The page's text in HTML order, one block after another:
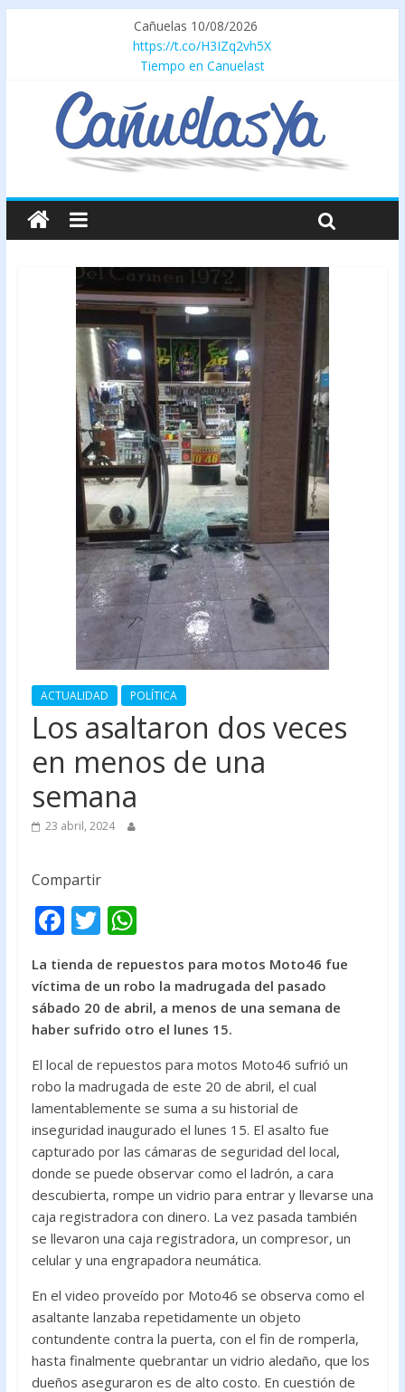
Cañuelas 10/08/2026
https://t.co/H3IZq2vh5X
Tiempo en Canuelast
ACTUALIDAD POLÍTICA
Los asaltaron dos veces
en menos de una
semana
23 abril, 2024
Compartir
F
ac
e
b
o
o
k
T
w
itt
er
W
at
s
A
p
p
La tienda de repuestos para motos Moto46 fue
víctima de un robo la madrugada del pasado
sábado 20 de abril, a menos de una semana de
haber sufrido otro el lunes 15.
El local de repuestos para motos Moto46 sufrió un
robo la madrugada de este 20 de abril, el cual
lamentablemente se suma a su historial de
inseguridad inaugurado el lunes 15. El asalto fue
capturado por las cámaras de seguridad del local,
donde se puede observar como el ladrón, a cara
descubierta, rompe un vidrio para entrar y llevarse una
caja registradora con dinero. La vez pasada también
se llevaron una caja registradora, un compresor, un
celular y una engrapadora neumática.
En el video proveído por Moto46 se observa como el
asaltante lanzaba repetidamente un objeto
contundente contra la puerta, con el fin de romperla,
hasta finalmente quebrantar un vidrio aledaño, que los
dueños aseguraron es de alto costo. En cuestión de